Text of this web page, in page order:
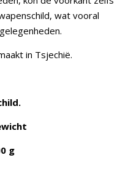
wat vooral
in Tsjechië.
g